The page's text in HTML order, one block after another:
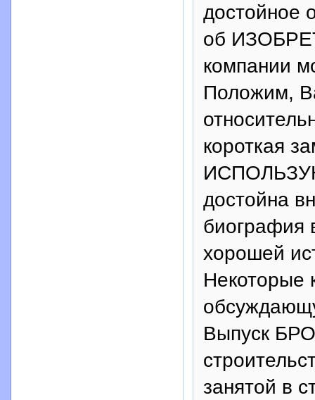
достойное
об
компании
Положим,
короткая
достойна
биография
хорошей
Некоторые
Выпуск
занятой в